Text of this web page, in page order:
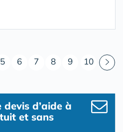
5 6 7 8 9 10
devis d’aide à
et sans